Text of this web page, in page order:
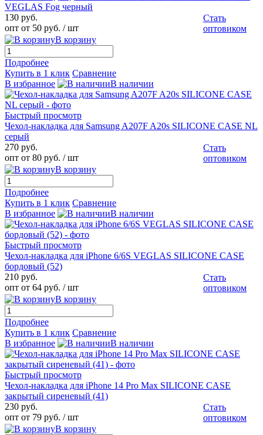
VEGLAS Fog черный
130 руб.
опт от 50 руб. / шт
Стать
оптовиком
В корзину
Подробнее
Купить в 1 клик Сравнение
В избранное
В наличии
Быстрый просмотр
Чехол-накладка для Samsung A207F A20s SILICONE CASE NL
серый
270 руб.
опт от 80 руб. / шт
Стать
оптовиком
В корзину
Подробнее
Купить в 1 клик Сравнение
В избранное
В наличии
Быстрый просмотр
Чехол-накладка для iPhone 6/6S VEGLAS SILICONE CASE
бордовый (52)
210 руб.
опт от 64 руб. / шт
Стать
оптовиком
В корзину
Подробнее
Купить в 1 клик Сравнение
В избранное
В наличии
Быстрый просмотр
Чехол-накладка для iPhone 14 Pro Max SILICONE CASE
закрытый сиреневый (41)
230 руб.
опт от 79 руб. / шт
Стать
оптовиком
В корзину